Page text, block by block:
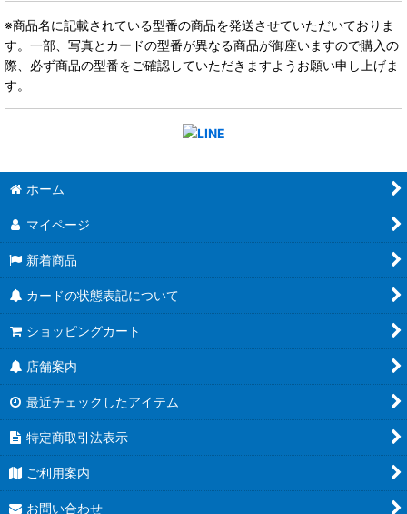
※商品名に記載されている型番の商品を発送させていただいておりま
す。一部、写真とカードの型番が異なる商品が御座いますので購入の
際、必ず商品の型番をご確認していただきますようお願い申し上げま
す。
ホーム
マイページ
新着商品
カードの状態表記について
ショッピングカート
店舗案内
最近チェックしたアイテム
特定商取引法表示
ご利用案内
お問い合わせ